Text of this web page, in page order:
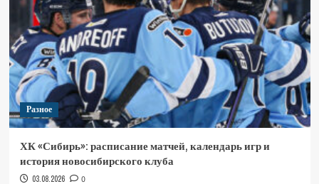
Разное
ХК «Сибирь»: расписание матчей, календарь игр и
история новосибирского клуба
03.08.2026 0